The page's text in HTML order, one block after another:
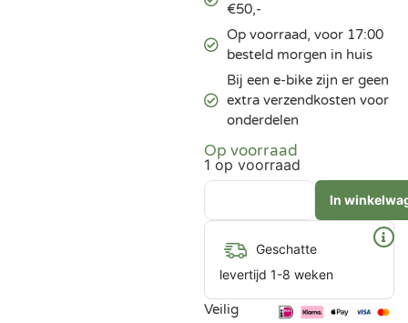
€50,-
Op voorraad, voor 17:00
besteld morgen in huis
Bij een e-bike zijn er geen
extra verzendkosten voor
onderdelen
Op voorraad
1 op voorraad
In
Geschatte
levertijd 1-8 weken
Veilig